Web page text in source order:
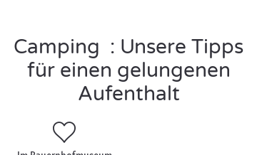
Ihrer angenehm faulen Urlaubstage vom Badebereich
mitbeheiztem Schwimmbad
, Sprudelbädern und
Rutschen. Ihre kleinen Schätze werden sich in dieser
Zeit bestens in unserenkostenlosen Kinderclubs
organisiert werden. Sie brennen darauf, ein wenig
Sport zu machen? Dann ist unsere Multisport-Anlage
Camping : Unsere Tipps
für einen gelungenen
Aufenthalt